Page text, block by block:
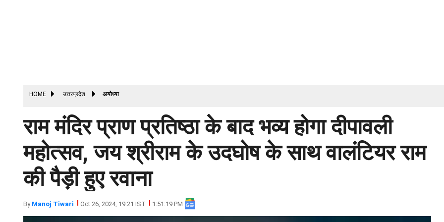
HOME उत्तरप्रदेश अयोध्या
राम मंदिर प्राण प्रतिष्ठा के बाद भव्य होगा दीपावली
महोत्सव, जय श्रीराम के उदघोष के साथ वालंटियर राम
की पैड़ी हुए रवाना
By Manoj Tiwari Oct 26, 2024, 19:21 IST 1:51:19 PM